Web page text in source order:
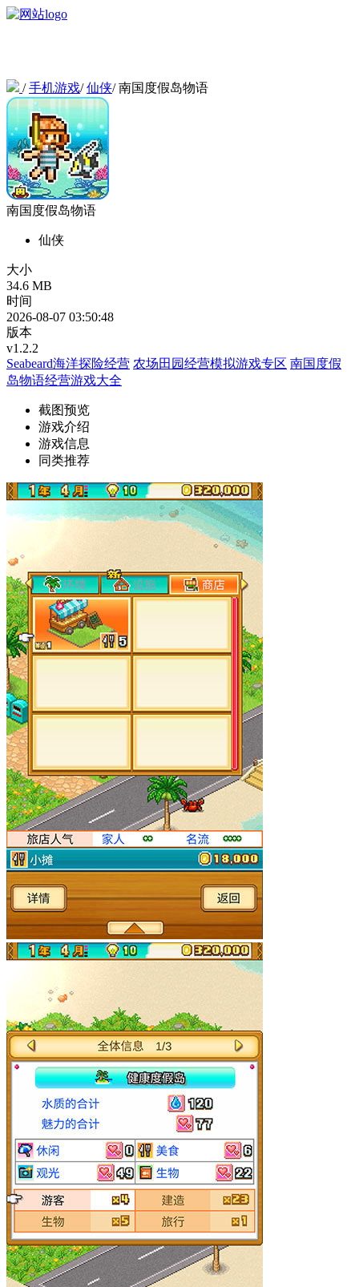
/手机游戏/仙侠/南国度假岛物语
南国度假岛物语
仙侠
大小
34.6 MB
时间
2026-08-07 03:50:48
版本
v1.2.2
Seabeard海洋探险经营 农场田园经营模拟游戏专区 南国度假
岛物语经营游戏大全
截图预览
游戏介绍
游戏信息
同类推荐